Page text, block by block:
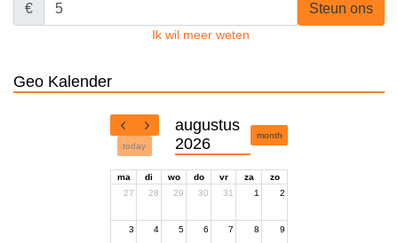
€ Steun ons
Ik wil meer weten
Geo Kalender
today
augustus
2026
month
ma di wo do vr za
zo
27
28 29 30 31 1 2
3 4 5 6 7 8 9